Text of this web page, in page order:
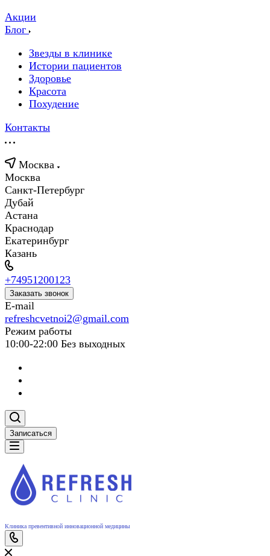
Акции
Блог
Звезды в клинике
Истории пациентов
Здоровье
Красота
Похудение
Контакты
Москва
Москва
Санкт-Петербург
Дубай
Астана
Краснодар
Екатеринбург
Казань
+74951200123
Заказать звонок
E-mail
refreshcvetnoi2@gmail.com
Режим работы
10:00-22:00 Без выходных
Записаться
Клиника превентивной инновационной медицины